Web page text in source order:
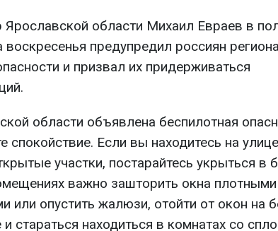
Ярославской области Михаил Евраев в
воскресенья предупредил россиян
и призвал их придерживаться
области объявлена беспилотная
спокойствие. Если вы находитесь на
участки, постарайтесь укрыться в
важно зашторить окна плотными
или опустить жалюзи, отойти от окон на
и стараться находиться в комнатах со